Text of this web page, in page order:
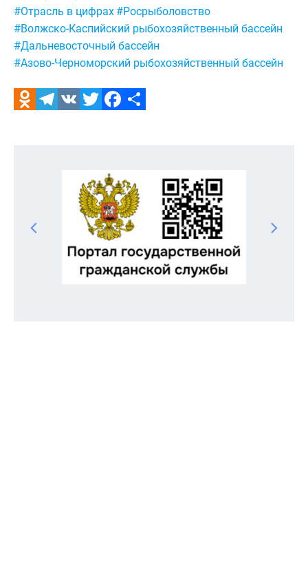
#Отрасль в цифрах #Росрыболовство
#Волжско-Каспийский рыбохозяйственный бассейн
#Дальневосточный бассейн
#Азово-Черноморский рыбохозяйственный бассейн